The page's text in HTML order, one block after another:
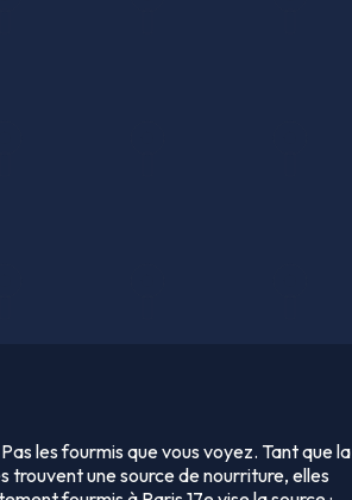
les fourmis que vous voyez. Tant que la
trouvent une source de nourriture, elles